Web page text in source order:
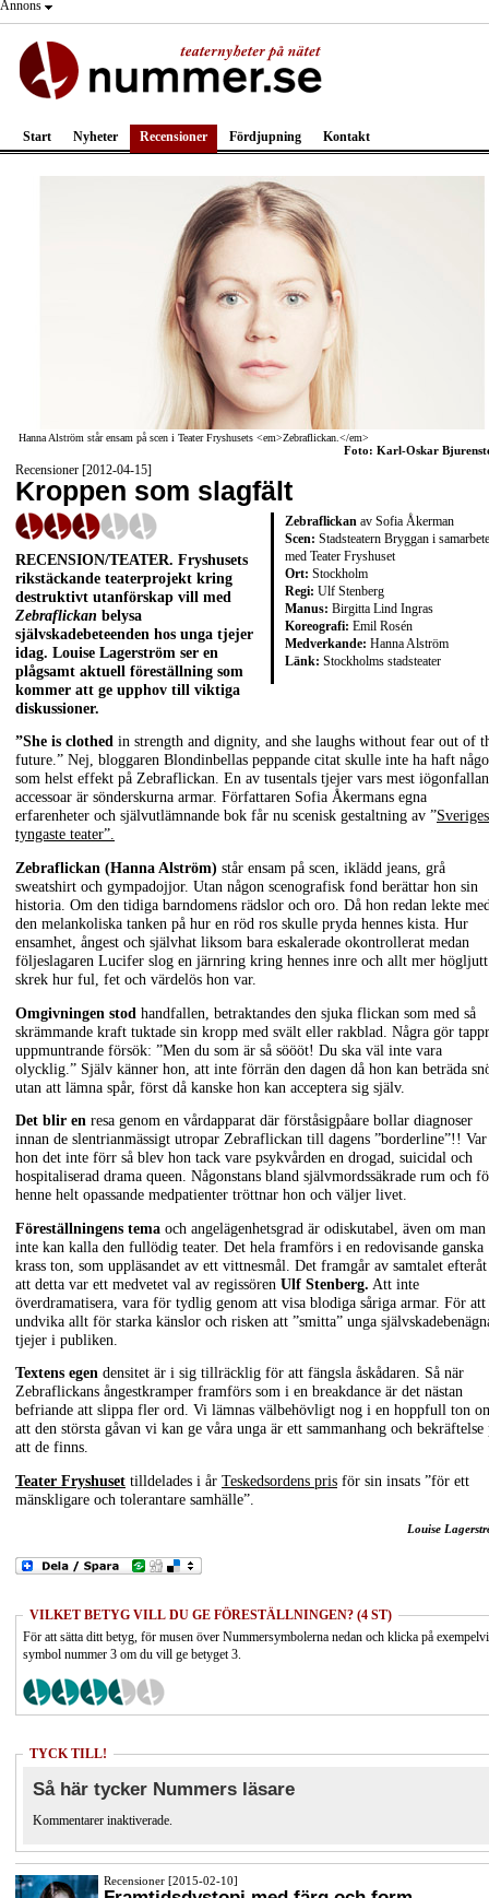
Annons
Start Nyheter Recensioner Fördjupning Kontakt
Hanna Alström står ensam på scen i Teater Fryshusets <em>Zebraflickan.</em>
Foto: Karl-Oskar
Recensioner [2012-04-15]
Kroppen som slagfält
Zebraflickan av Sofia Åkerman
Scen: Stadsteatern Bryggan i samarbete
med Teater Fryshuset
Ort: Stockholm
Regi: Ulf Stenberg
Manus: Birgitta Lind Ingras
Koreografi: Emil Rosén
Medverkande: Hanna Alström
Länk: Stockholms stadsteater
RECENSION/TEATER. Fryshusets
rikstäckande teaterprojekt kring
destruktivt utanförskap vill med
Zebraflickan belysa
självskadebeteenden hos unga tjejer
idag. Louise Lagerström ser en
plågsamt aktuell föreställning som
kommer att ge upphov till viktiga
diskussioner.
”She is clothed in strength and dignity, and she laughs without fear out of
future.” Nej, bloggaren Blondinbellas peppande citat skulle inte ha haft
som helst effekt på Zebraflickan. En av tusentals tjejer vars mest
accessoar är sönderskurna armar. Författaren Sofia Åkermans egna
erfarenheter och självutlämnande bok får nu scenisk gestaltning av ”Sveriges
tyngaste teater”.
Zebraflickan (Hanna Alström) står ensam på scen, iklädd jeans, grå
sweatshirt och gympadojjor. Utan någon scenografisk fond berättar hon sin
historia. Om den tidiga barndomens rädslor och oro. Då hon redan lekte
den melankoliska tanken på hur en röd ros skulle pryda hennes kista. Hur
ensamhet, ångest och självhat liksom bara eskalerade okontrollerat medan
följeslagaren Lucifer slog en järnring kring hennes inre och allt mer högljutt
skrek hur ful, fet och värdelös hon var.
Omgivningen stod handfallen, betraktandes den sjuka flickan som med så
skrämmande kraft tuktade sin kropp med svält eller rakblad. Några gör
uppmuntrande försök: ”Men du som är så söööt! Du ska väl inte vara
olycklig.” Själv känner hon, att inte förrän den dagen då hon kan beträda
utan att lämna spår, först då kanske hon kan acceptera sig själv.
Det blir en resa genom en vårdapparat där förståsigpåare bollar diagnoser
innan de slentrianmässigt utropar Zebraflickan till dagens ”borderline”!! Var
hon det inte förr så blev hon tack vare psykvården en drogad, suicidal och
hospitaliserad drama queen. Någonstans bland självmordssäkrade rum och
henne helt opassande medpatienter tröttnar hon och väljer livet.
Föreställningens tema och angelägenhetsgrad är odiskutabel, även om man
inte kan kalla den fullödig teater. Det hela framförs i en redovisande ganska
krass ton, som uppläsandet av ett vittnesmål. Det framgår av samtalet efteråt
att detta var ett medvetet val av regissören Ulf Stenberg. Att inte
överdramatisera, vara för tydlig genom att visa blodiga såriga armar. För att
undvika allt för starka känslor och risken att ”smitta” unga
tjejer i publiken.
Textens egen densitet är i sig tillräcklig för att fängsla åskådaren. Så när
Zebraflickans ångestkramper framförs som i en breakdance är det nästan
befriande att slippa fler ord. Vi lämnas välbehövligt nog i en hoppfull ton
att den största gåvan vi kan ge våra unga är ett sammanhang och bekräftelse
att de finns.
Teater Fryshuset tilldelades i år Teskedsordens pris för sin insats ”för ett
mänskligare och tolerantare samhälle”.
Louise
VILKET BETYG VILL DU GE FÖRESTÄLLNINGEN? (4 ST)
För att sätta ditt betyg, för musen över Nummersymbolerna nedan och klicka på
symbol nummer 3 om du vill ge betyget 3.
TYCK TILL!
Så här tycker Nummers läsare
Kommentarer inaktiverade.
Recensioner [2015-02-10]